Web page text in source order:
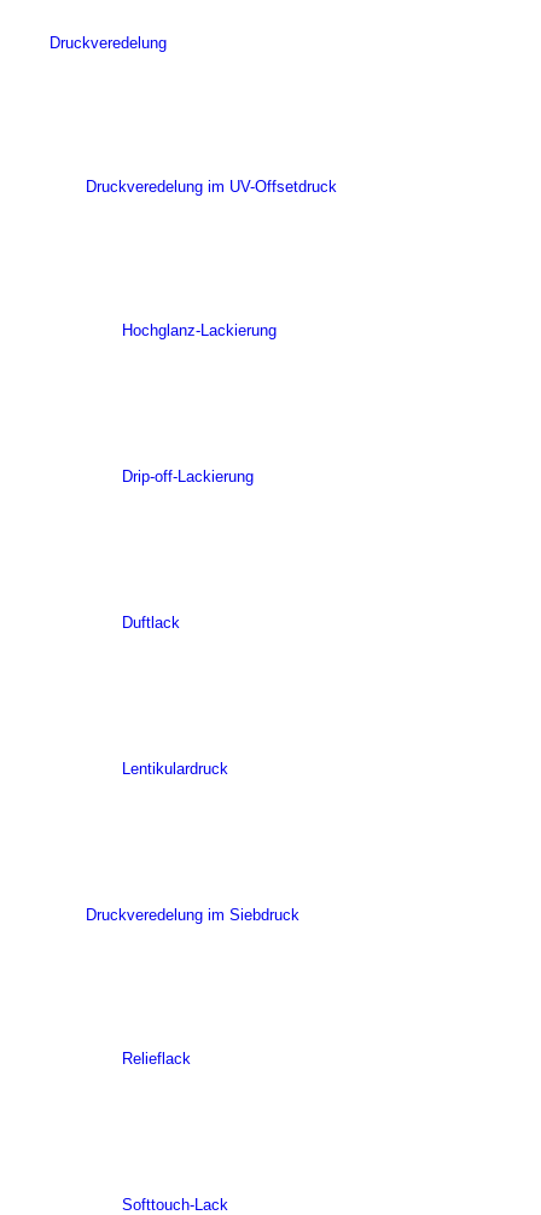
Druckveredelung
Druckveredelung im UV-Offsetdruck
Hochglanz-Lackierung
Drip-off-Lackierung
Duftlack
Lentikulardruck
Druckveredelung im Siebdruck
Relieflack
Softtouch-Lack